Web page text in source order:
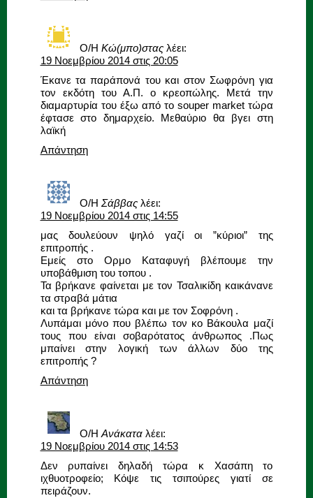
Ο/Η Κώ(μπο)στας λέει:
19 Νοεμβρίου 2014 στις 20:05
Έκανε τα παράπονά του και στον Σωφρόνη για
τον εκδότη του Α.Π. ο κρεοπώλης. Μετά την
διαμαρτυρία του έξω από το souper market τώρα
έφτασε στο δημαρχείο. Μεθαύριο θα βγει στη
λαϊκή
Απάντηση
Ο/Η Σάββας λέει:
19 Νοεμβρίου 2014 στις 14:55
μας δουλεύουν ψηλό γαζί οι ”κύριοι” της
επιτροπής .
Εμείς στο Ορμο Καταφυγή βλέπουμε την
υποβάθμιση του τοπου .
Τα βρήκανε φαίνεται με τον Τσαλικίδη καικάνανε
τα στραβά μάτια
και τα βρήκανε τώρα και με τον Σοφρόνη .
Λυπάμαι μόνο που βλέπω τον κο Βάκουλα μαζί
τους που είναι σοβαρότατος άνθρωπος .Πως
μπαίνει στην λογική των άλλων δύο της
επιτροπής ?
Απάντηση
Ο/Η Ανάκατα λέει:
19 Νοεμβρίου 2014 στις 14:53
Δεν ρυπαίνει δηλαδή τώρα κ Χασάπη το
ιχθυοτροφείο; Κόψε τις τσιπούρες γιατί σε
πειράζουν.